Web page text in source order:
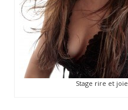
Stage rire et joie